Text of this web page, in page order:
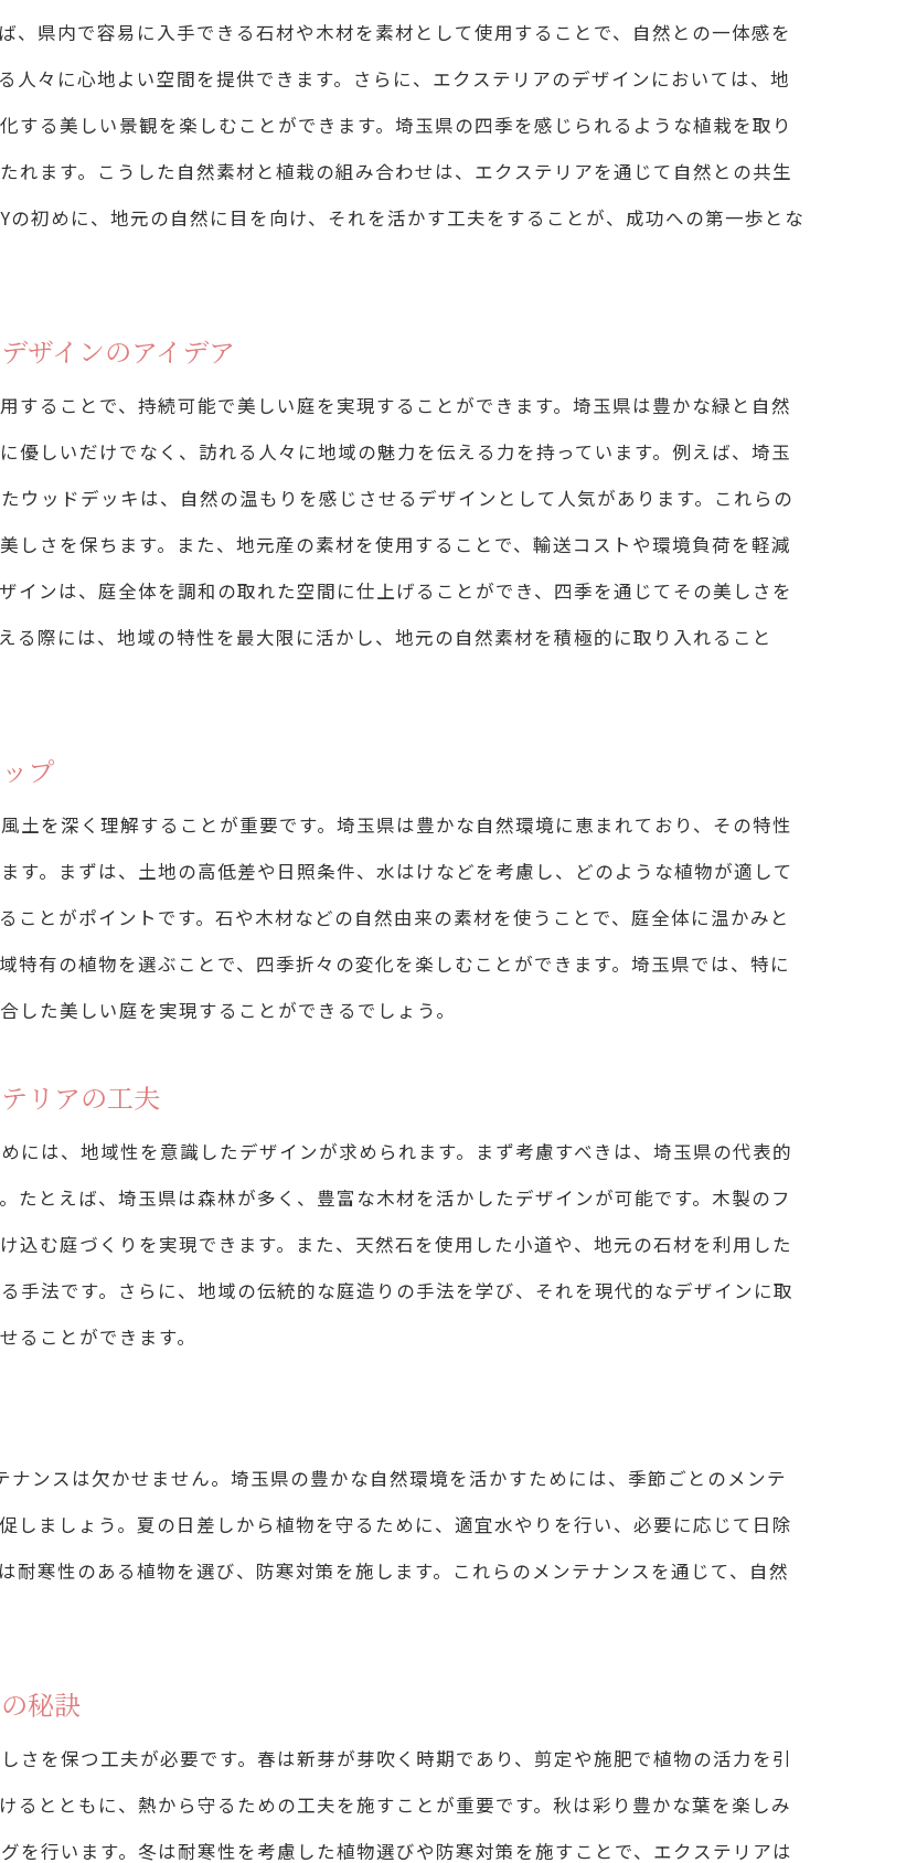
華やかにする植物の紹介
さを演出する植物選び
で魅せるエクステリアの工夫
彩る常緑樹の取り入れ方
り変わりを楽しむ庭作りのヒント
める初心者向けエクステリアの作り方
を活かした独自のエクステリアデザイン
が注意すべきポイント
抑えたエクステリアDIYの方法
を目指したエクステリア設計のコツ
自然と調和するカラースキームの考え方
かしたエクステリア設計の方法
アDIYに役立つ地元の知恵
を取り入れたデザイン例の紹介
人技を取り入れたエクステリア作り
ったメンテナンス方法の紹介
候に適した長持ちするエクステリア素材
命を吹き込む埼玉県の自然美
化を楽しむための植栽計画
エクステリアDIYで庭に変化を
も簡単にできるエクステリアプロジェクト
材で作るエクステリアアイテム
行う庭のリニューアル方法
、県内で容易に入手できる石材や木材を素材として使用することで、自然との一体感を
人々に心地よい空間を提供できます。さらに、エクステリアのデザインにおいては、地
する美しい景観を楽しむことができます。埼玉県の四季を感じられるような植栽を取り
れます。こうした自然素材と植栽の組み合わせは、エクステリアを通じて自然との共生
初めに、地元の自然に目を向け、それを活かす工夫をすることが、成功への第一歩とな
ザインのアイデア
することで、持続可能で美しい庭を実現することができます。埼玉県は豊かな緑と自然
優しいだけでなく、訪れる人々に地域の魅力を伝える力を持っています。例えば、埼玉
ウッドデッキは、自然の温もりを感じさせるデザインとして人気があります。これらの
しさを保ちます。また、地元産の素材を使用することで、輸送コストや環境負荷を軽減
インは、庭全体を調和の取れた空間に仕上げることができ、四季を通じてその美しさを
る際には、地域の特性を最大限に活かし、地元の自然素材を積極的に取り入れること
プ
土を深く理解することが重要です。埼玉県は豊かな自然環境に恵まれており、その特性
す。まずは、土地の高低差や日照条件、水はけなどを考慮し、どのような植物が適して
ことがポイントです。石や木材などの自然由来の素材を使うことで、庭全体に温かみと
特有の植物を選ぶことで、四季折々の変化を楽しむことができます。埼玉県では、特に
た美しい庭を実現することができるでしょう。
リアの工夫
には、地域性を意識したデザインが求められます。まず考慮すべきは、埼玉県の代表的
たとえば、埼玉県は森林が多く、豊富な木材を活かしたデザインが可能です。木製のフ
込む庭づくりを実現できます。また、天然石を使用した小道や、地元の石材を利用した
手法です。さらに、地域の伝統的な庭造りの手法を学び、それを現代的なデザインに取
ることができます。
ンスは欠かせません。埼玉県の豊かな自然環境を活かすためには、季節ごとのメンテ
しましょう。夏の日差しから植物を守るために、適宜水やりを行い、必要に応じて日除
耐寒性のある植物を選び、防寒対策を施します。これらのメンテナンスを通じて、自然
秘訣
さを保つ工夫が必要です。春は新芽が芽吹く時期であり、剪定や施肥で植物の活力を引
るとともに、熱から守るための工夫を施すことが重要です。秋は彩り豊かな葉を楽しみ
を行います。冬は耐寒性を考慮した植物選びや防寒対策を施すことで、エクステリアは